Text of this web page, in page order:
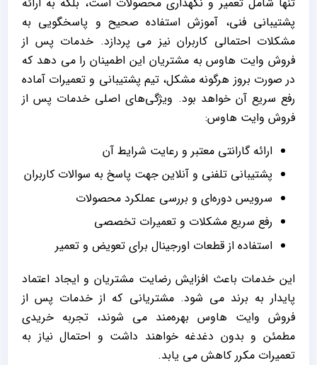
پشتیبانی فنی، آموزش استفاده صحیح و پاسخگویی به
مشکلات احتمالی کاربران نیز می ‌پردازد. خدمات پس از
فروش وایت هاوس به مشتریان این اطمینان را می ‌دهد که
در صورت بروز هرگونه مشکل، تیم پشتیبانی و تعمیرات آماده
رفع سریع آن خواهد بود. ویژگی‌های اصلی خدمات پس از
فروش وایت هاوس:
ارائه گارانتی معتبر و رعایت شرایط آن
پشتیبانی تلفنی و آنلاین جهت پاسخ به سوالات کاربران
سرویس دوره‌ای و بررسی عملکرد محصولات
رفع سریع مشکلات و تعمیرات تخصصی
استفاده از قطعات اورجینال برای تعویض و تعمیر
این خدمات باعث افزایش رضایت مشتریان و ایجاد اعتماد
پایدار به برند می‌ شود. مشتریانی که از خدمات پس از
فروش وایت هاوس بهره‌مند می ‌شوند، تجربه خریدی
مطمئن و بدون دغدغه خواهند داشت و احتمال نیاز به
تعمیرات مکرر کاهش می ‌یابد.